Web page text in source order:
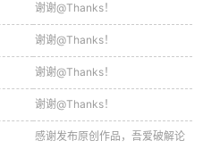
谢谢@Thanks！
谢谢@Thanks！
谢谢@Thanks！
谢谢@Thanks！
感谢发布原创作品，吾爱破解论